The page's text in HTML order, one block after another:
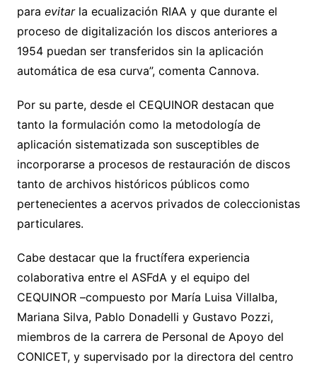
para evitarla ecualización RIAA y que durante el
proceso de digitalización los discos anteriores a
1954 puedan ser transferidos sin la aplicación
automática de esa curva”, comenta Cannova.
Por su parte, desde el CEQUINOR destacan que
tanto la formulación como la metodología de
aplicación sistematizada son susceptibles de
incorporarse a procesos de restauración de discos
tanto de archivos históricos públicos como
pertenecientes a acervos privados de coleccionistas
particulares.
Cabe destacar que la fructífera experiencia
colaborativa entre el ASFdA y el equipo del
CEQUINOR –compuesto por María Luisa Villalba,
Mariana Silva, Pablo Donadelli y Gustavo Pozzi,
miembros de la carrera de Personal de Apoyo del
CONICET, y supervisado por la directora del centro